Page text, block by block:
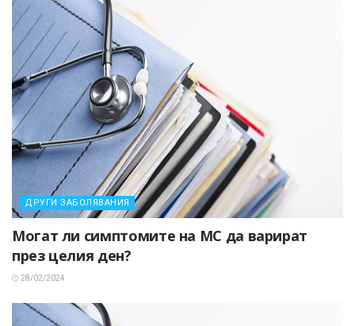
ДРУГИ ЗАБОЛЯВАНИЯ
Могат ли симптомите на МС да варират
през целия ден?
28/02/2024